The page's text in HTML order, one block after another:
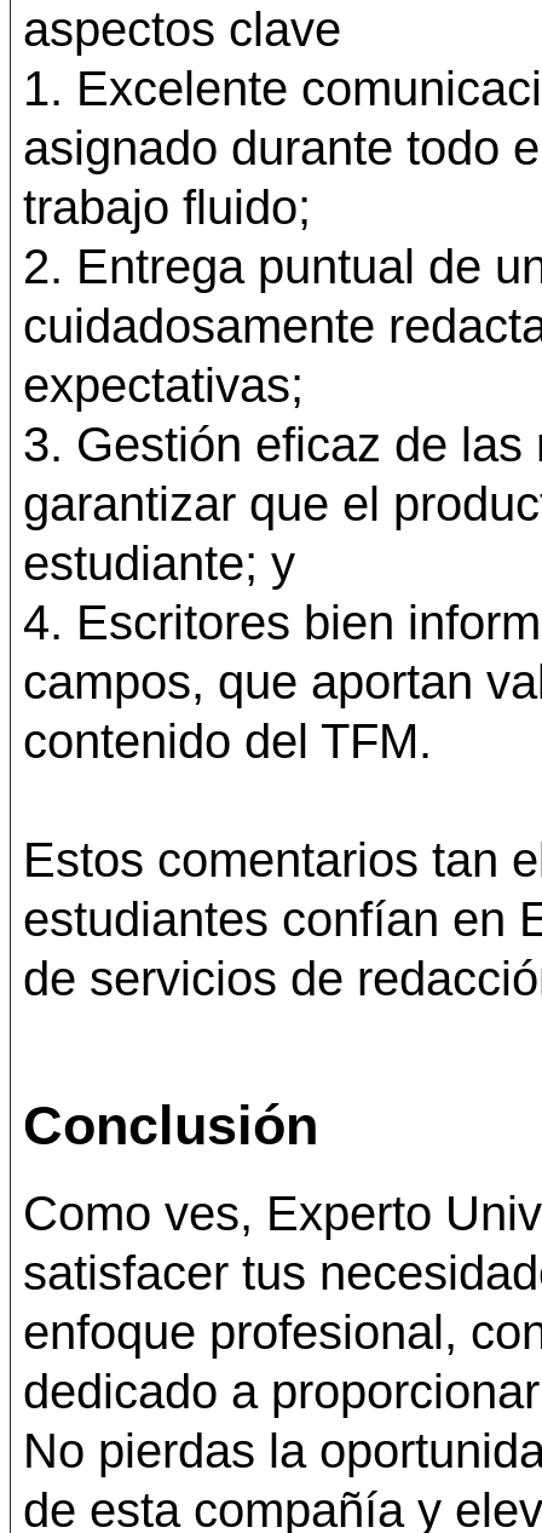
aspectos clave
1. Excelente
asignado durante todo
trabajo fluido;
2. Entrega puntual de
cuidadosamente
expectativas;
3. Gestión eficaz de
garantizar que el
estudiante; y
4. Escritores bien
campos, que aportan
contenido del TFM.
Estos comentarios tan
estudiantes confían en
de servicios de
Conclusión
Como ves, Experto
satisfacer tus
enfoque profesional,
dedicado a
No pierdas la
de esta compañía y